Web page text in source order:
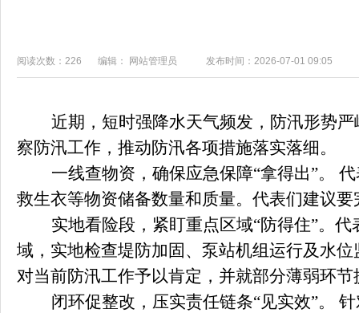
阅读次数：226 编辑： 网站管理员 发布时间：2026-07-01 09:05
近期，短时强降水天气频发，防汛形势
察防汛工作，推动防汛各项措施落实落细。
一线查物资，确保应急保障“拿得出”。
救生衣等物资储备数量和质量。代表们建议
实地看险段，紧盯重点区域“防得住”。
域 ，实地检查堤防加固、泵站机组运行及水
对当前防汛工作予以肯定，并就部分薄弱环
闭环促整改，压实责任链条“见实效”。